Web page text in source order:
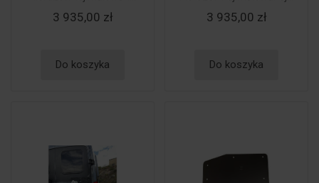
3 935,00 zł
Do koszyka
3 935,00 zł
Do koszyka